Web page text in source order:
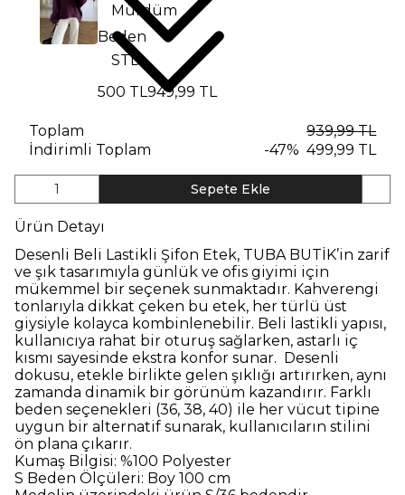
Beden
500 TL949,99 TL
Toplam
939,99 TL
İndirimli Toplam
-47% 499,99 TL
1 Sepete Ekle
Ürün Detayı
Desenli Beli Lastikli Şifon Etek, TUBA BUTİK’in zarif
ve şık tasarımıyla günlük ve ofis giyimi için
mükemmel bir seçenek sunmaktadır. Kahverengi
tonlarıyla dikkat çeken bu etek, her türlü üst
giysiyle kolayca kombinlenebilir. Beli lastikli yapısı,
kullanıcıya rahat bir oturuş sağlarken, astarlı iç
kısmı sayesinde ekstra konfor sunar. Desenli
dokusu, etekle birlikte gelen şıklığı artırırken, aynı
zamanda dinamik bir görünüm kazandırır. Farklı
beden seçenekleri (36, 38, 40) ile her vücut tipine
uygun bir alternatif sunarak, kullanıcıların stilini
ön plana çıkarır.
Kumaş Bilgisi: %100 Polyester
S Beden Ölçüleri: Boy 100 cm